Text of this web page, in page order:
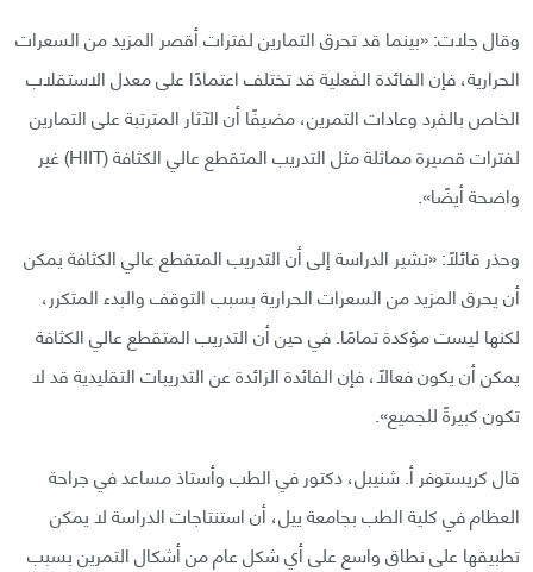
وقال جلات: «بينما قد تحرق التمارين لفترات أقصر المزيد من السعرات
الحرارية، فإن الفائدة الفعلية قد تختلف اعتمادًا على معدل الاستقلاب
الخاص بالفرد وعادات التمرين، مضيفًا أن الآثار المترتبة على التمارين
لفترات قصيرة مماثلة مثل التدريب المتقطع عالي الكثافة (HIIT) غير
واضحة أيضًا».
وحذر قائلًا: «تشير الدراسة إلى أن التدريب المتقطع عالي الكثافة يمكن
أن يحرق المزيد من السعرات الحرارية بسبب التوقف والبدء المتكرر،
لكنها ليست مؤكدة تمامًا. في حين أن التدريب المتقطع عالي الكثافة
يمكن أن يكون فعالًا، فإن الفائدة الزائدة عن التدريبات التقليدية قد لا
تكون كبيرةً للجميع».
قال كريستوفر أ. شنيبل، دكتور في الطب وأستاذ مساعد في جراحة
العظام في كلية الطب بجامعة ييل، أن استنتاجات الدراسة لا يمكن
تطبيقها على نطاق واسع على أي شكل عام من أشكال التمرين بسبب